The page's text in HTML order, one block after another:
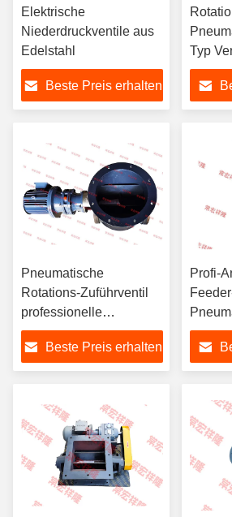
Elektrische
Niederdruckventile aus
Edelstahl
Beste Preis erhalten
Typ
Pneumatische
Rotations-Zuführventil
professionelle
kundenspezifische
elektrische
Edelstahlspender
Beste Preis erhalten
Profi-
Star-